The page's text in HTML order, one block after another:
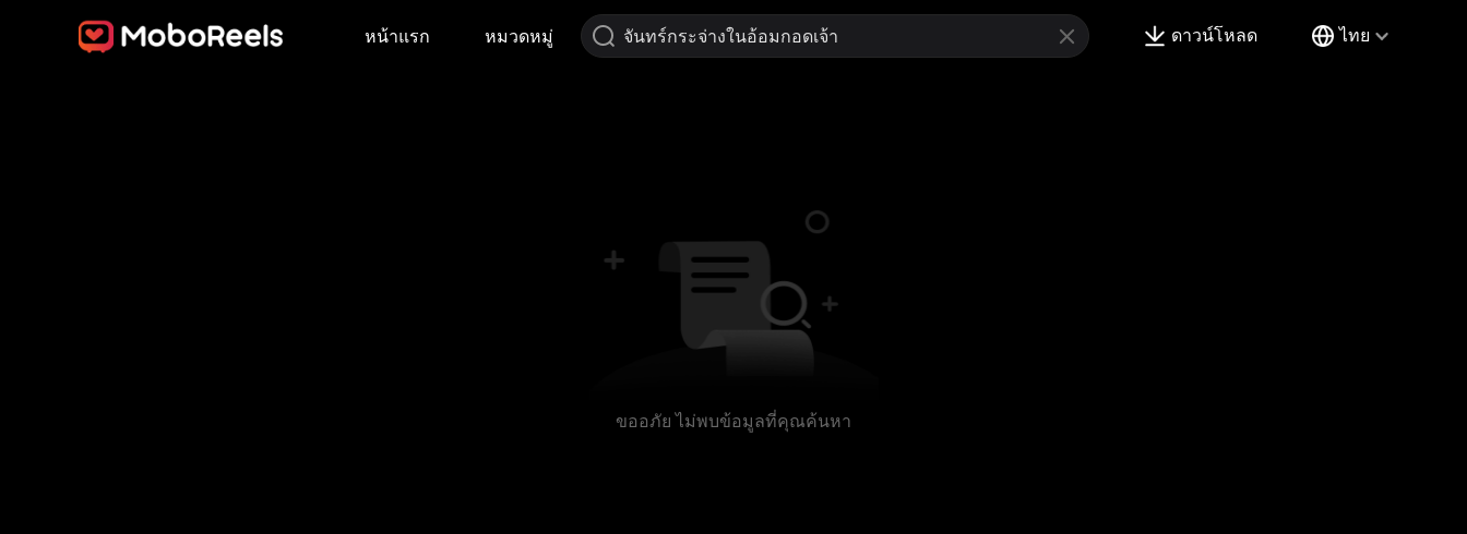
หน้าแรก หมวดหมู่ ดาวน์โหลด ไทย
ขออภัย ไม่พบข้อมูลที่คุณค้นหา